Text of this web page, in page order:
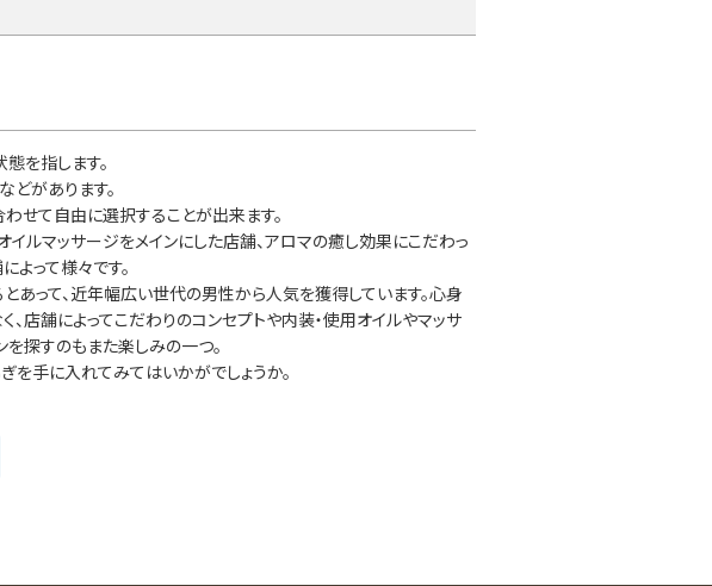
を指します。
どがあります。
せて自由に選択することが出来ます。
ルマッサージをメインにした店舗、アロマの癒し効果にこだわっ
よって様々です。
って、近年幅広い世代の男性から人気を獲得しています。心身
店舗によってこだわりのコンセプトや内装・使用オイルやマッサ
探すのもまた楽しみの一つ。
を手に入れてみてはいかがでしょうか。